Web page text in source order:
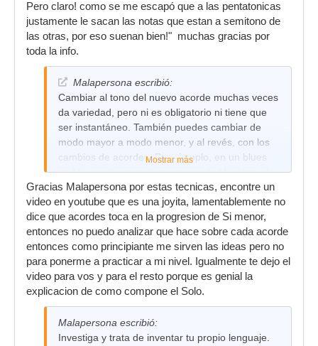
Pero claro! como se me escapó que a las pentatonicas
justamente le sacan las notas que estan a semitono de
las otras, por eso suenan bien!" muchas gracias por
toda la info.
Malapersona escribió:
Cambiar al tono del nuevo acorde muchas veces
da variedad, pero ni es obligatorio ni tiene que
ser instantáneo. También puedes cambiar de
modo mayor a modo menor, y al revés, con los
cambios de acordes. Por ejemplo, en un blues
en Mi, puedes tocar tono mayor de Mi sobre el
acorde tónico, y al cambiar a La pasar a tocar en
La menor.
Si los cambios de acordes son entre acordes
muy relacionados (por ejemplo tónica con su
dominante o con su subdominante, un acorde
con su relativo menor) seguirá quedando bien
que sigas tocando en el mismo tono y escala
(perdón si hablo de modo y escala como si
😁).
Mostrar más
Gracias Malapersona por estas tecnicas, encontre un
video en youtube que es una joyita, lamentablemente no
dice que acordes toca en la progresion de Si menor,
entonces no puedo analizar que hace sobre cada acorde
entonces como principiante me sirven las ideas pero no
para ponerme a practicar a mi nivel. Igualmente te dejo el
video para vos y para el resto porque es genial la
explicacion de como compone el Solo.
Malapersona escribió:
Investiga y trata de inventar tu propio lenguaje.